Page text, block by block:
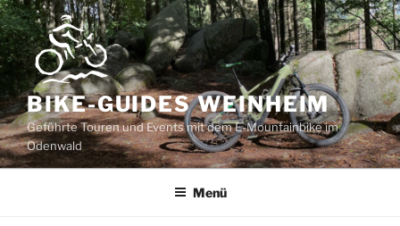
Zum
Inhalt
springen
BIKE-GUIDES WEINHEIM
Geführte Touren und Events mit dem E-Mountainbike im
Odenwald
Menü